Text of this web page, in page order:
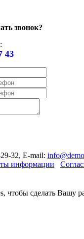
звонок?
43
32, E-mail:
информации
чтобы сделать Вашу